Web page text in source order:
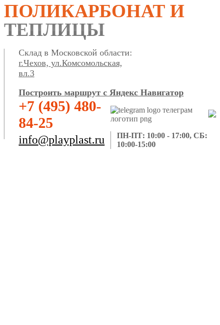
ПОЛИКАРБОНАТ И
ТЕПЛИЦЫ
Склад в Московской области:
г.Чехов, ул.Комсомольская,
вл.3
Построить маршрут с Яндекс Навигатор
+7 (495) 480-
84-25
info@playplast.ru
ПН-ПТ: 10:00 - 17:00, СБ:
10:00-15:00